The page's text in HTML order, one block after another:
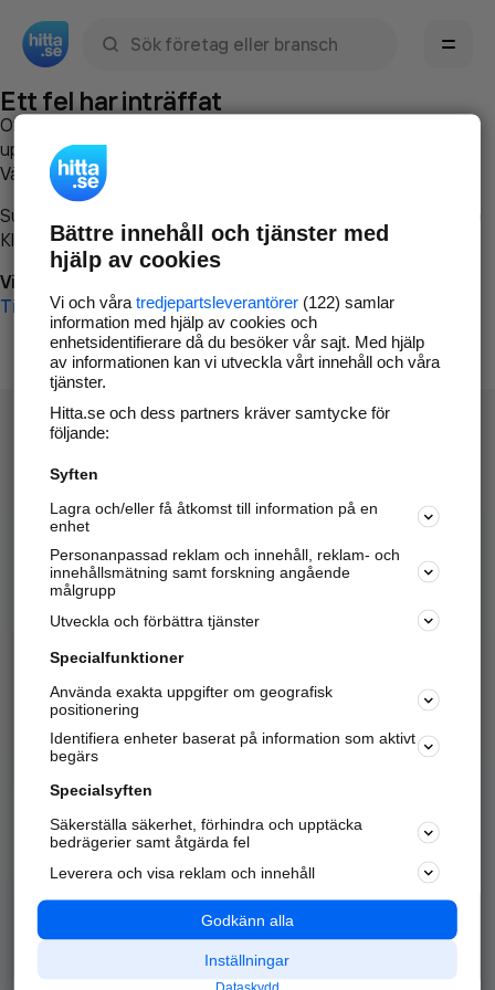
Ett fel har inträffat
Om du vill kan du
uppstod så att vi lättare och snabbare kan avhjälpa det.
Vänligen försök med följande:
Surfa till
Klicka påTillbaka-knappen i webbläsaren och försök igen
Vi beklagar besväret!
Till startsidan
Hitta.se - Gratis nummerupplysning.
Sök företag, personer och platser.
Hitta telefonnummer, adresser, företagsinfo mm.
Marknadsför företaget
Kom igång och annonsera mot
samarbetspartners nära dig.
Alla kategorier
Populära sökningar
API & Kartor
Annonsera
Integritet
Nödnummer
Bättre innehåll och tjänster med
hjälp av cookies
Vi och våra tredjepartsleverantörer(122) samlar
information med hjälp av cookies och
enhetsidentifierare då du besöker vår sajt. Med hjälp
av informationen kan vi utveckla vårt innehåll och våra
tjänster.
Hitta.se och dess partners kräver samtycke för
följande:
Syften
Lagra och/eller få åtkomst till information på en
enhet
Personanpassad reklam och innehåll, reklam- och
innehållsmätning samt forskning angående
målgrupp
Utveckla och förbättra tjänster
Specialfunktioner
Använda exakta uppgifter om geografisk
positionering
Identifiera enheter baserat på information som aktivt
begärs
Specialsyften
Säkerställa säkerhet, förhindra och upptäcka
bedrägerier samt åtgärda fel
Leverera och visa reklam och innehåll
Godkänn alla
Inställningar
Dataskydd